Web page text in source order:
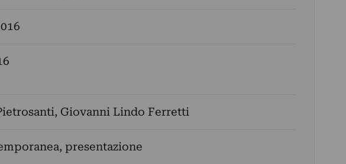
, Giovanni Lindo Ferretti
presentazione